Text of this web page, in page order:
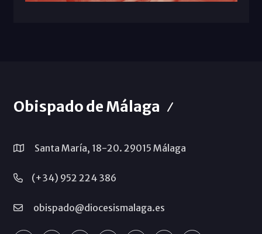
Obispado de Málaga
Santa María, 18-20. 29015 Málaga
(+34) 952 224 386
obispado@diocesismalaga.es